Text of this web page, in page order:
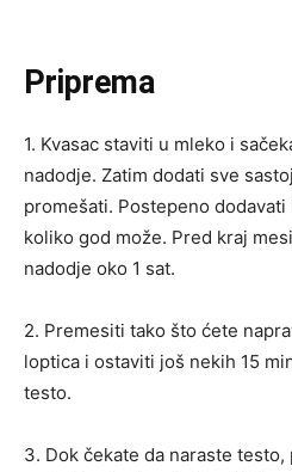
Priprema
1. Kvasac staviti u mleko i
nadodje. Zatim dodati sve
promešati. Postepeno
koliko god može. Pred kraj
nadodje oko 1 sat.
2. Premesiti tako što ćete
loptica i ostaviti još nekih 15
testo.
3. Dok čekate da naraste